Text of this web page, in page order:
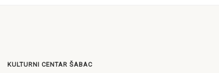
KULTURNI CENTAR ŠABAC